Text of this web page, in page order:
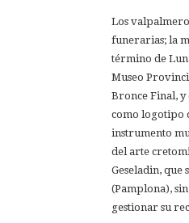
Los
funerarias; la
término de
Museo
Bronce Final, y
como logotipo
instrumento
del arte
Geseladin, que
(Pamplona),
gestionar su